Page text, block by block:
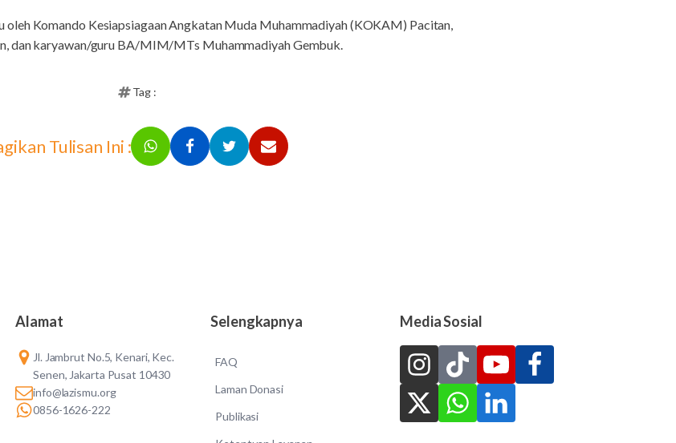
oleh Komando Kesiapsiagaan Angkatan Muda Muhammadiyah (KOKAM) Pacitan,
dan karyawan/guru BA/MIM/MTs Muhammadiyah Gembuk.
Tag :
Tulisan Ini :
Alamat
Jl. Jambrut No.5, Kenari, Kec.
Senen, Jakarta Pusat 10430
info@lazismu.org
0856-1626-222
Selengkapnya
FAQ
Laman Donasi
Publikasi
Media Sosial